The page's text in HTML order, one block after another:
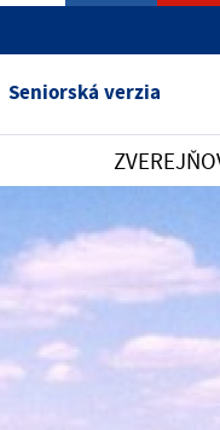
Seniorská verzia